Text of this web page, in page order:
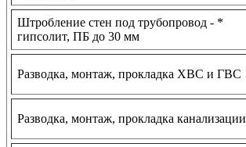
Штробление стен под трубопровод - *
гипсолит, ПБ до 30 мм
Разводка, монтаж, прокладка ХВС и ГВС
Разводка, монтаж, прокладка канализации